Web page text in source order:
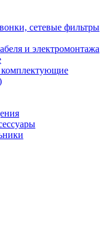
сетевые фильтры
и электромонтажа
комплектующие